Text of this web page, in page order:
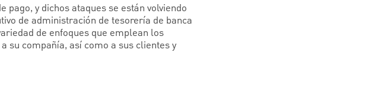
y dichos ataques se están volviendo
de administración de tesorería de banca
de enfoques que emplean los
su compañía, así como a sus clientes y